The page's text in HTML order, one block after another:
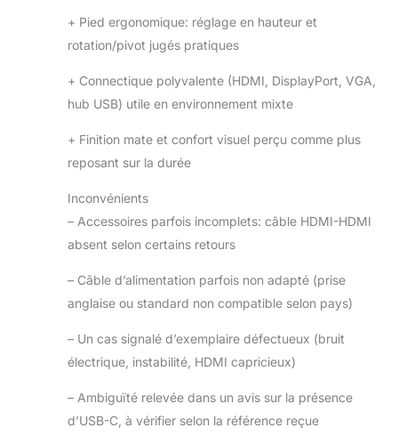
+ Pied ergonomique: réglage en hauteur et
rotation/pivot jugés pratiques
+ Connectique polyvalente (HDMI, DisplayPort, VGA,
hub USB) utile en environnement mixte
+ Finition mate et confort visuel perçu comme plus
reposant sur la durée
Inconvénients
– Accessoires parfois incomplets: câble HDMI-HDMI
absent selon certains retours
– Câble d’alimentation parfois non adapté (prise
anglaise ou standard non compatible selon pays)
– Un cas signalé d’exemplaire défectueux (bruit
électrique, instabilité, HDMI capricieux)
– Ambiguïté relevée dans un avis sur la présence
d’USB-C, à vérifier selon la référence reçue